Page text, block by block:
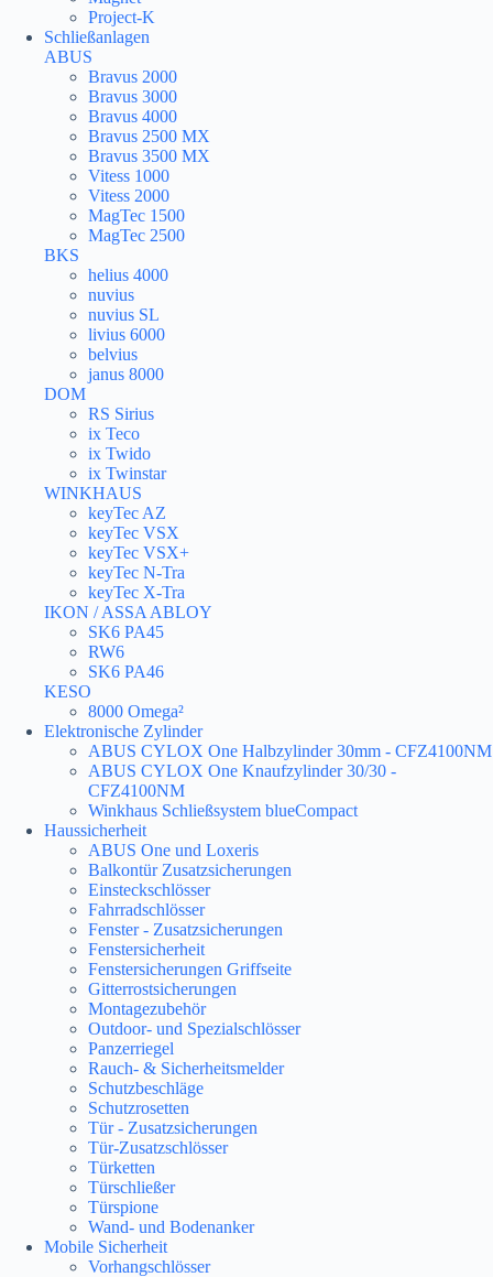
Project-K
Schließanlagen
ABUS
Bravus 2000
Bravus 3000
Bravus 4000
Bravus 2500 MX
Bravus 3500 MX
Vitess 1000
Vitess 2000
MagTec 1500
MagTec 2500
BKS
helius 4000
nuvius
nuvius SL
livius 6000
belvius
janus 8000
DOM
RS Sirius
ix Teco
ix Twido
ix Twinstar
WINKHAUS
keyTec AZ
keyTec VSX
keyTec VSX+
keyTec N-Tra
keyTec X-Tra
IKON / ASSA ABLOY
SK6 PA45
RW6
SK6 PA46
KESO
8000 Omega²
Elektronische Zylinder
ABUS CYLOX One Halbzylinder 30mm - CFZ4100NM
ABUS CYLOX One Knaufzylinder 30/30 -
CFZ4100NM
Winkhaus Schließsystem blueCompact
Haussicherheit
ABUS One und Loxeris
Balkontür Zusatzsicherungen
Einsteckschlösser
Fahrradschlösser
Fenster - Zusatzsicherungen
Fenstersicherheit
Fenstersicherungen Griffseite
Gitterrostsicherungen
Montagezubehör
Outdoor- und Spezialschlösser
Panzerriegel
Rauch- & Sicherheitsmelder
Schutzbeschläge
Schutzrosetten
Tür - Zusatzsicherungen
Tür-Zusatzschlösser
Türketten
Türschließer
Türspione
Wand- und Bodenanker
Mobile Sicherheit
Vorhangschlösser